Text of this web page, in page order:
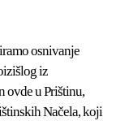
osnivanje
iz
ovde u Prištinu,
Načela, koji